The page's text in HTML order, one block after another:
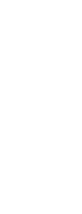
に負けない
に立ちたい